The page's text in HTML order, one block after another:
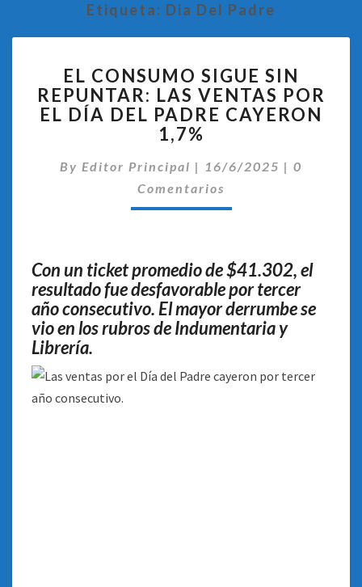
Etiqueta: Dia Del Padre
CONSUMO
SIGUE
SIN
REPUNTAR:
VENTAS
POR
CAYERON
1,7%
EL CONSUMO SIGUE SIN
REPUNTAR: LAS VENTAS POR
EL DÍA DEL PADRE CAYERON
1,7%
By Editor Principal | 16/6/2025 | 0
Comentarios
Con un ticket promedio de $41.302, el
resultado fue desfavorable por tercer
año consecutivo. El mayor derrumbe se
vio en los rubros de Indumentaria y
Librería.